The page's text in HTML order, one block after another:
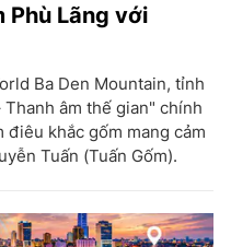
Phù Lãng với
Ba Den Mountain, tỉnh
âm thế gian" chính
điêu khắc gốm mang cảm
Tuấn (Tuấn Gốm).